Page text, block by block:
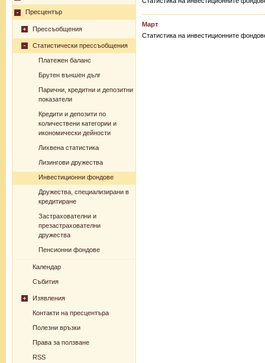
Пресцентър
Прессъобщения
Статистически прессъобщения
Платежен баланс
Брутен външен дълг
Парични, кредитни и депозитни
показатели
Кредити и депозити по
количествени категории и
икономически дейности
Лихвена статистика
Лизингови дружества
Инвестиционни фондове
Дружества, специализирани в
кредитиране
Застрахователни и
презастрахователни
дружества
Пенсионни фондове
Календар
Събития
Изявления
Контакти на пресцентъра
Полезни връзки
Права за ползване
RSS
Март
Статистика на инвестиционните